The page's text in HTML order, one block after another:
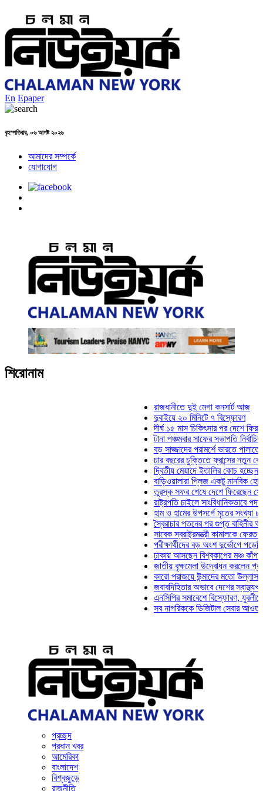
En Epaper
বৃহস্পতিবার, ০৬ আগষ্ট ২০২৬
আমাদের সম্পর্কে
যোগাযোগ
শিরোনাম
রাজধানীতে দুই মেগা কনসার্ট আজ
দুবাইয়ে ২০ মিনিটে ৭ বিস্ফোরণ
দীর্ঘ ১৫ মাস চিকিৎসার পর দেশে ফিরলেন
টানা পঞ্চমবার সাফের সভাপতি নির্বাচিত
বড় সাজ্জাদের পরামর্শে ভারতে পালাতে
চার বছরের চুক্তিতে ফ্রান্সের নতুন কোচ
দ্বিতীয় মেয়াদে ইতালির কোচ হচ্ছেন
বাড়িওয়ালারা প্লিজ একটু মানবিক হোন:
তুরস্ক সফর শেষে দেশে ফিরেছেন
রাষ্ট্রপতি চাইলে সাংবিধানিকভাবে পদত্যাগ
হাম ও হামের উপসর্গে মৃতের সংখ্যা ৮০০
স্বৈরাচার পতনের পর গুপ্ত বাহিনীর
সাবেক স্বরাষ্ট্রমন্ত্রী কামালকে ফেরত চেয়ে
পরীক্ষার্থীদের বড় অংশ দুর্ভোগে পড়েনি: ড.
ঢাকায় আসছেন বিশ্বকাপের মঞ্চ কাঁপানো
জাতীয় বৃক্ষমেলা উদ্বোধন করলেন
কারো পরাজয়ে উন্মাদের মতো উল্লাস
জবাবদিহিতার অভাবে দেশের স্বাস্থ্যখাত
এনসিপির সমাবেশে বিস্ফোরণ, যুবলীগের
সব নাগরিককে ডিজিটাল সেবার আওতায়
প্রচ্ছদ
প্রধান খবর
আমেরিকা
বাংলাদেশ
বিশ্বজুড়ে
রাজনীতি